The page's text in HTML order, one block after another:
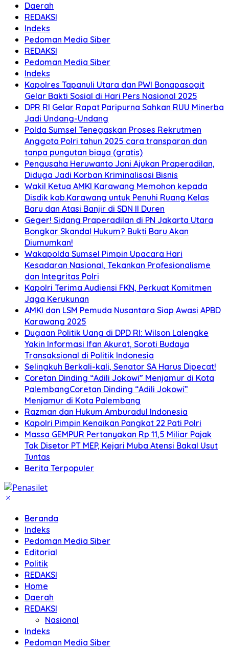
Daerah
REDAKSI
Indeks
Pedoman Media Siber
REDAKSI
Pedoman Media Siber
Indeks
Kapolres Tapanuli Utara dan PWI Bonapasogit
Gelar Bakti Sosial di Hari Pers Nasional 2025
DPR RI Gelar Rapat Paripurna Sahkan RUU Minerba
Jadi Undang-Undang
Polda Sumsel Tenegaskan Proses Rekrutmen
Anggota Polri tahun 2025 cara transparan dan
tanpa pungutan biaya (gratis)
Pengusaha Heruwanto Joni Ajukan Praperadilan,
Diduga Jadi Korban Kriminalisasi Bisnis
Wakil Ketua AMKI Karawang Memohon kepada
Disdik kab.Karawang untuk Penuhi Ruang Kelas
Baru dan Atasi Banjir di SDN II Duren
Geger! Sidang Praperadilan di PN Jakarta Utara
Bongkar Skandal Hukum? Bukti Baru Akan
Diumumkan!
Wakapolda Sumsel Pimpin Upacara Hari
Kesadaran Nasional, Tekankan Profesionalisme
dan Integritas Polri
Kapolri Terima Audiensi FKN, Perkuat Komitmen
Jaga Kerukunan
AMKI dan LSM Pemuda Nusantara Siap Awasi APBD
Karawang 2025
Dugaan Politik Uang di DPD RI: Wilson Lalengke
Yakin Informasi Ifan Akurat, Soroti Budaya
Transaksional di Politik Indonesia
Selingkuh Berkali-kali, Senator SA Harus Dipecat!
Coretan Dinding “Adili Jokowi” Menjamur di Kota
PalembangCoretan Dinding “Adili Jokowi”
Menjamur di Kota Palembang
Razman dan Hukum Amburadul Indonesia
Kapolri Pimpin Kenaikan Pangkat 22 Pati Polri
Massa GEMPUR Pertanyakan Rp 11,5 Miliar Pajak
Tak Disetor PT MEP, Kejari Muba Atensi Bakal Usut
Tuntas
Berita Terpopuler
Beranda
Indeks
Pedoman Media Siber
Editorial
Politik
REDAKSI
Home
Daerah
REDAKSI
Nasional
Indeks
Pedoman Media Siber